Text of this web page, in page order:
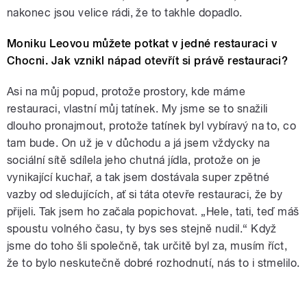
nakonec jsou velice rádi, že to takhle dopadlo.
Moniku Leovou můžete potkat v jedné restauraci v
Chocni. Jak vznikl nápad otevřít si právě restauraci?
Asi na můj popud, protože prostory, kde máme
restauraci, vlastní můj tatínek. My jsme se to snažili
dlouho pronajmout, protože tatínek byl vybíravý na to, co
tam bude. On už je v důchodu a já jsem vždycky na
sociální sítě sdílela jeho chutná jídla, protože on je
vynikající kuchař, a tak jsem dostávala super zpětné
vazby od sledujících, ať si táta otevře restauraci, že by
přijeli. Tak jsem ho začala popichovat. „Hele, tati, teď máš
spoustu volného času, ty bys ses stejně nudil.“ Když
jsme do toho šli společně, tak určitě byl za, musím říct,
že to bylo neskutečně dobré rozhodnutí, nás to i stmelilo.